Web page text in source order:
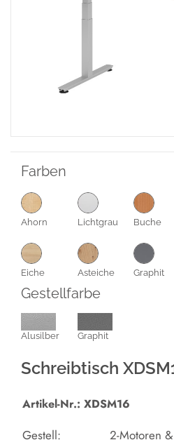
Farben
Ahorn Lichtgrau Buche
Eiche Asteiche Graphit
Gestellfarbe
Alusilber Graphit
Schreibtisch
Artikel-Nr.: XDSM16
Gestell:
2-Motoren